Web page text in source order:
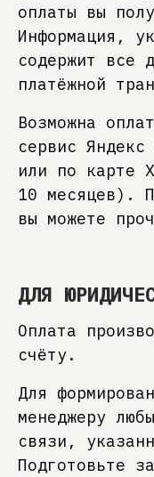
оплаты вы
Информация,
содержит все
платёжной
Возможна
сервис
или по карте
10 месяцев).
вы можете
ДЛЯ
Оплата
счёту.
Для
менеджеру
связи,
Подготовьте